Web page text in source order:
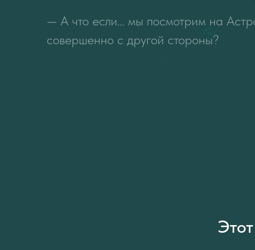
— А что если… мы посмотрим на
совершенно с другой стороны?